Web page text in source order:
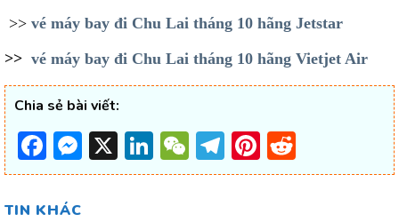
>> vé máy bay đi Chu Lai tháng 10 hãng Jetstar
>> vé máy bay đi Chu Lai tháng 10 hãng Vietjet Air
Chia sẻ bài viết:
Facebook
Messenger
X LinkedIn
WeChat
Telegram
Pinterest
TIN KHÁC